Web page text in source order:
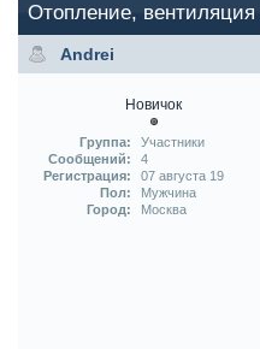
Отопление, вентиляция
Andrei
Новичок
Группа:
Участники
Сообщений:
4
Регистрация:
07 августа 19
Пол:
Мужчина
Город:
Москва